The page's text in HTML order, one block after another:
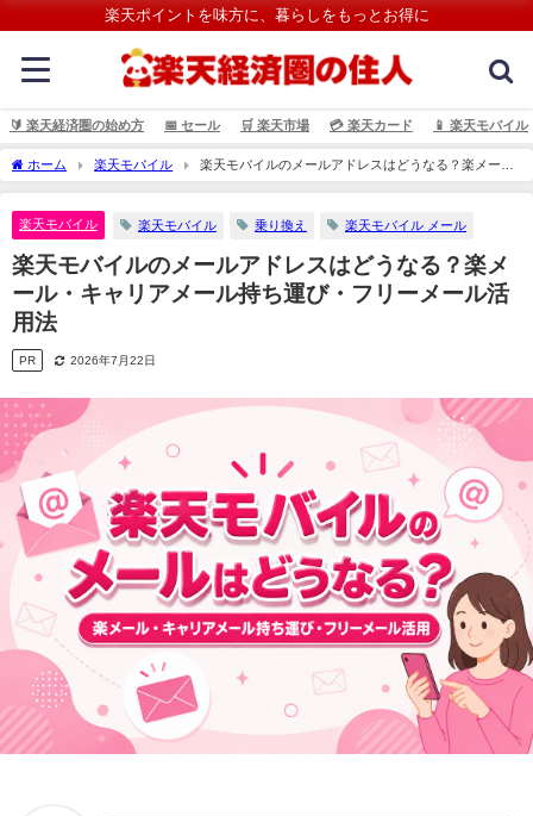
楽天ポイントを味方に、暮らしをもっとお得に
🔰 楽天経済圏の始め方 📅 セール 🛒 楽天市場 💳️ 楽天カード 📱 楽天モバイル
ホーム 楽天モバイル
楽天モバイルのメールアドレスはどうなる？楽メー
ル・キャリアメール持ち運び・フリーメール活用法
楽天モバイル 楽天モバイル 乗り換え 楽天モバイル メール
楽天モバイルのメールアドレスはどうなる？楽メ
ール・キャリアメール持ち運び・フリーメール活
用法
PR 2026年7月22日